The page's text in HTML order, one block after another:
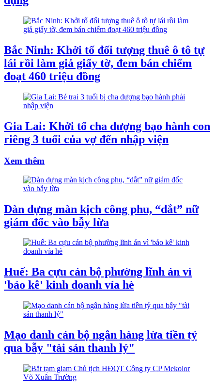
Bắc Ninh: Khởi tố đối tượng thuê ô tô tự
lái rồi làm giả giấy tờ, đem bán chiếm
đoạt 460 triệu đồng
Gia Lai: Khởi tố cha dượng bạo hành con
riêng 3 tuổi của vợ đến nhập viện
Xem thêm
Dàn dựng màn kịch công phu, “dắt” nữ
giám đốc vào bẫy lừa
Huế: Ba cựu cán bộ phường lĩnh án vì
'bảo kê' kinh doanh vỉa hè
Mạo danh cán bộ ngân hàng lừa tiền tỷ
qua bẫy "tài sản thanh lý"